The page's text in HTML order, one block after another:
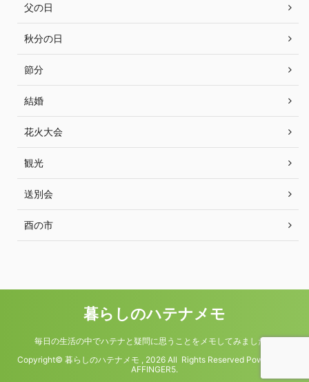
父の日
秋分の日
節分
結婚
花火大会
観光
送別会
酉の市
暮らしのハテナメモ
毎日の生活の中でハテナと疑問に思うことをメモしてみました。
Copyright© 暮らしのハテナメモ , 2026 All Rights Reserved Powered by
AFFINGER5.